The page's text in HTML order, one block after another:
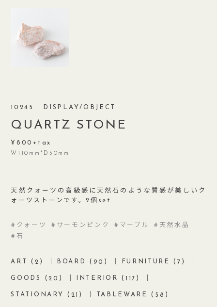
10245 DISPLAY/OBJECT
QUARTZ STONE
800
W110mm*D50mm
天然クォーツの高級感に天然石のような質感が美しいク
ォーツストーンです。2個set
クォーツ サーモンピンク マーブル
天然水晶
石
ART ( 2 ) BOARD ( 90 ) FURNITURE (7 )
GOODS (20 ) INTERIOR ( 117 )
STATIONARY ( 21 ) TABLEWARE ( 58 )